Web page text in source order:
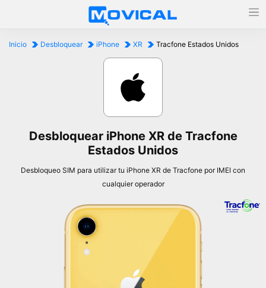
Inicio Desbloquear iPhone XR Tracfone Estados Unidos
Desbloquear iPhone XR de Tracfone
Estados Unidos
Desbloqueo SIM para utilizar tu iPhone XR de Tracfone por IMEI con
cualquier operador